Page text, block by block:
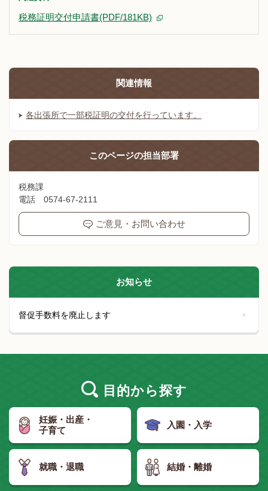
税務証明交付申請書(PDF/181KB)
関連情報
各出張所で一部税証明の交付を行っています。
このページの担当部署
税務課
電話 0574-67-2111
ご意見・お問い合わせ
お知らせ
督促手数料を廃止します
目的から探す
妊娠・出産・
子育て
入園・入学
就職・退職 結婚・離婚